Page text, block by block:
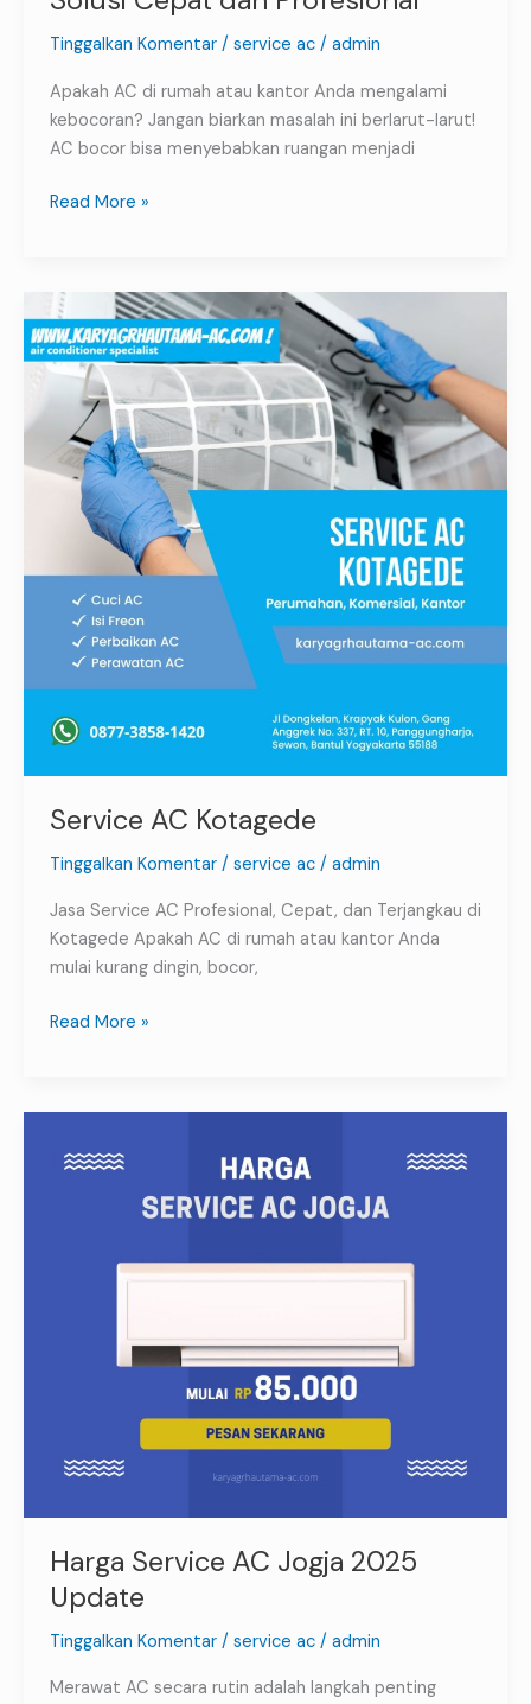
Tinggalkan Komentar / service ac/ admin
Apakah AC di rumah atau kantor Anda mengalami
kebocoran? Jangan biarkan masalah ini berlarut-larut!
AC bocor bisa menyebabkan ruangan menjadi
Read More »
Service AC Kotagede
Tinggalkan Komentar / service ac/ admin
Jasa Service AC Profesional, Cepat, dan Terjangkau di
Kotagede Apakah AC di rumah atau kantor Anda
mulai kurang dingin, bocor,
Service
AC
Kotagede
Read More »
Harga Service AC Jogja 2025
Update
Tinggalkan Komentar / service ac/ admin
Merawat AC secara rutin adalah langkah penting
Service